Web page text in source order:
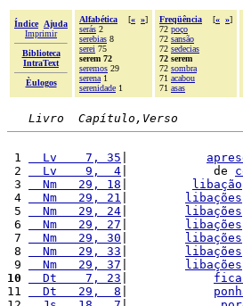
Índice
Ajuda
Imprimir
Biblioteca
IntraText
Èulogos
Alfabética [« »]
serás 2
serebias 8
serei 75
serem 72
seremos 29
serena 1
serenidade 1
Freqüência [« »]
72 poço
72 sansão
72 sedecias
72 serem
72 sombra
71 acabou
71 asas
Livro  Capítulo,Verso
1
  Lv    7, 35
2
  Lv    9,  4
|            de
3
  Nm   29, 18
libação
4
  Nm   29, 21
libações
5
  Nm   29, 24
libações
6
  Nm   29, 27
libações
7
  Nm   29, 30
libações
8
  Nm   29, 33
libações
9
  Nm   29, 37
libações
10
  Dt    7, 23
11
  Dt   29,  8